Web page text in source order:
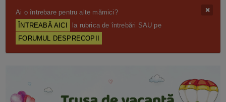
Ai o întrebare pentru alte mămici?
ÎNTREABĂ AICI
la rubrica de întrebări SAU pe
FORUMUL DESPRECOPII